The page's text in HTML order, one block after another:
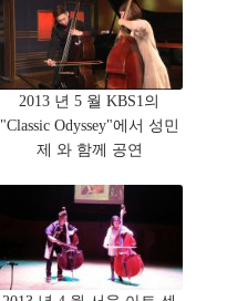
2013 년 5 월 KBS1의
"Classic Odyssey"에서 성민
제 와 함께 공연